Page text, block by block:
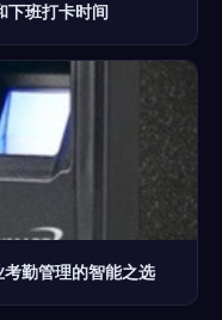
下班打卡时间
勤管理的智能之选